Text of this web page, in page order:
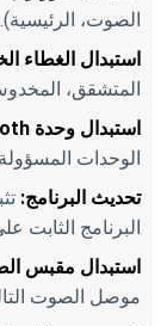
الصوت، الرئيسية).
استبدال الغطاء
المتشقق،
استبدال وحدة Wi-Fi / Bluetooth:
الوحدات
تحديث البرنامج:
البرنامج الثابت
استبدال مقبس
موصل الصوت